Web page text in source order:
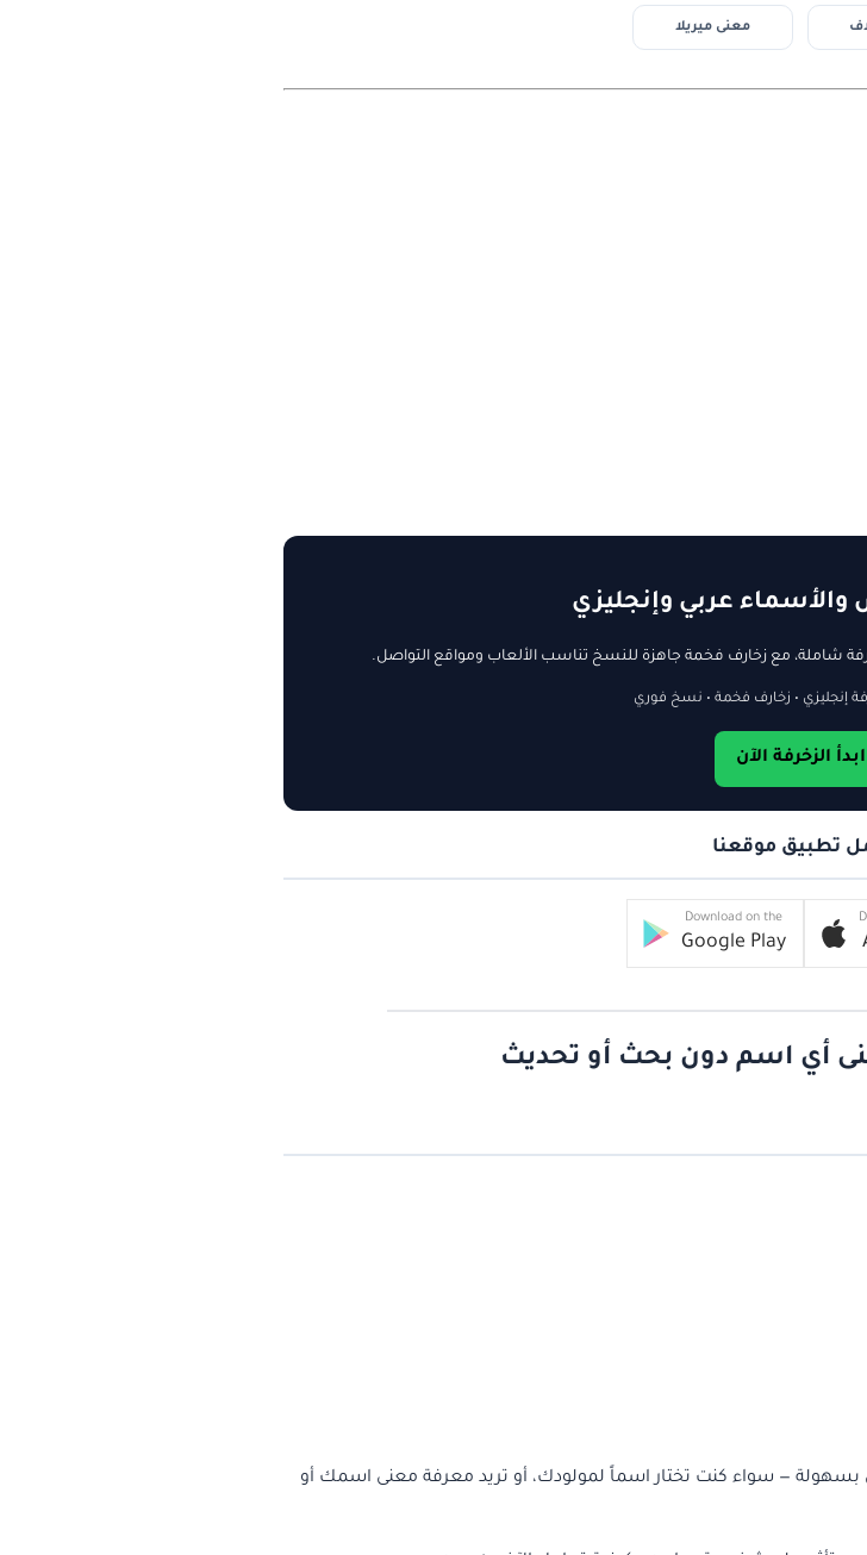
معنى ميريلا
عربي وإنجليزي
شاملة، مع زخارف فخمة جاهزة للنسخ تناسب الألعاب ومواقع التواصل.
إنجليزي • زخارف فخمة • نسخ فوري
ابدأ الزخرفة الآن
تطبيق موقعنا
Download on the
Google Play
أي اسم دون بحث أو تحديث
— سواء كنت تختار اسماً لمولودك، أو تريد معرفة معنى اسمك أو